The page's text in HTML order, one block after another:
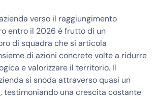
verso il raggiungimento
entro il 2026 è frutto di un
di squadra che si articola
di azioni concrete volte a ridurre
e valorizzare il territorio. Il
si snoda attraverso quasi un
testimoniando una crescita costante